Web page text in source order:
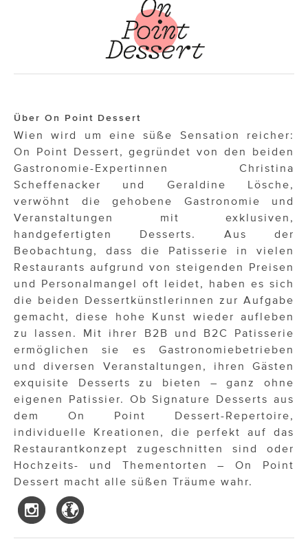
Über On Point Dessert
Wien wird um eine süße Sensation reicher:
On Point Dessert, gegründet von den beiden
Gastronomie-Expertinnen Christina
Scheffenacker und Geraldine Lösche,
verwöhnt die gehobene Gastronomie und
Veranstaltungen mit exklusiven,
handgefertigten Desserts. Aus der
Beobachtung, dass die Patisserie in vielen
Restaurants aufgrund von steigenden Preisen
und Personalmangel oft leidet, haben es sich
die beiden Dessertkünstlerinnen zur Aufgabe
gemacht, diese hohe Kunst wieder aufleben
zu lassen. Mit ihrer B2B und B2C Patisserie
ermöglichen sie es Gastronomiebetrieben
und diversen Veranstaltungen, ihren Gästen
exquisite Desserts zu bieten – ganz ohne
eigenen Patissier. Ob Signature Desserts aus
dem On Point Dessert-Repertoire,
individuelle Kreationen, die perfekt auf das
Restaurantkonzept zugeschnitten sind oder
Hochzeits- und Thementorten – On Point
Dessert macht alle süßen Träume wahr.